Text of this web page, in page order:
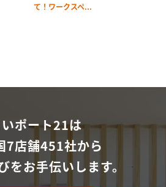
て！ワークスペ...
ポート21は
7店舗451社から
をお手伝いします。